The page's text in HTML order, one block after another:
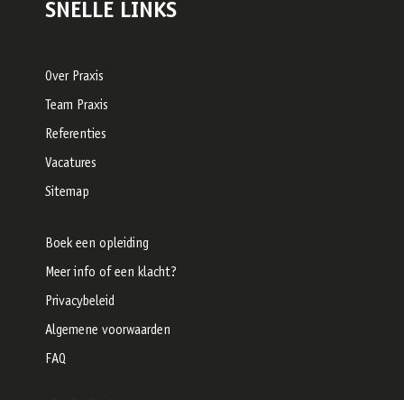
SNELLE LINKS
Over Praxis
Team Praxis
Referenties
Vacatures
Sitemap
Boek een opleiding
Meer info of een klacht?
Privacybeleid
Algemene voorwaarden
FAQ